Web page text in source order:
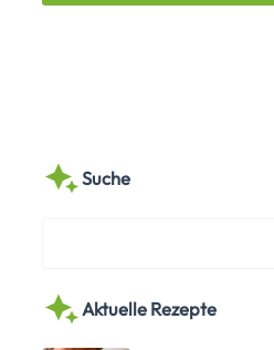
Suche
r
Aktuelle Rezepte